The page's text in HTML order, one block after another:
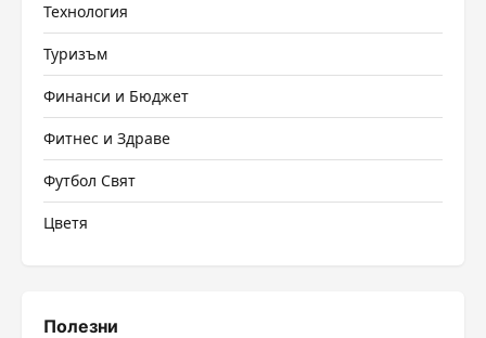
Технология
Туризъм
Финанси и Бюджет
Фитнес и Здраве
Футбол Свят
Цветя
Полезни